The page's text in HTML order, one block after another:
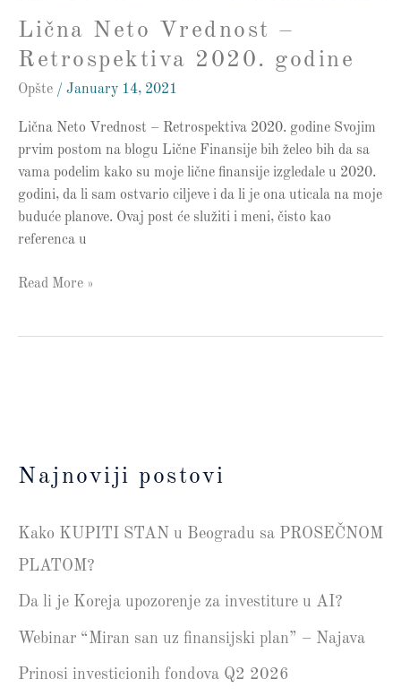
Lična Neto Vrednost –
Retrospektiva 2020. godine
Opšte / January 14, 2021
Lična Neto Vrednost – Retrospektiva 2020. godine Svojim
prvim postom na blogu Lične Finansije bih želeo bih da sa
vama podelim kako su moje lične finansije izgledale u 2020.
godini, da li sam ostvario ciljeve i da li je ona uticala na moje
buduće planove. Ovaj post će služiti i meni, čisto kao
referenca u
Read More »
Najnoviji postovi
Kako KUPITI STAN u Beogradu sa PROSEČNOM
PLATOM?
Da li je Koreja upozorenje za investiture u AI?
Webinar “Miran san uz finansijski plan” – Najava
Prinosi investicionih fondova Q2 2026